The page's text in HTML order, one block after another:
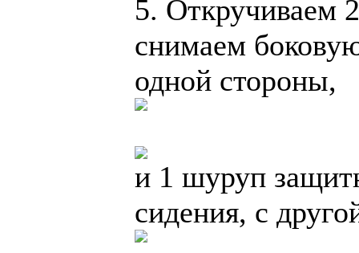
5. Откручиваем
снимаем
одной стороны,
и 1 шуруп
сидения, с